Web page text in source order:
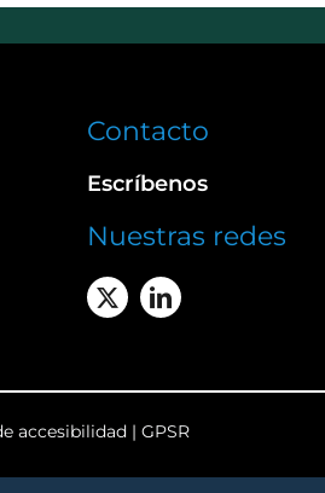
Contacto
Escríbenos
Nuestras redes
accesibilidad| GPSR